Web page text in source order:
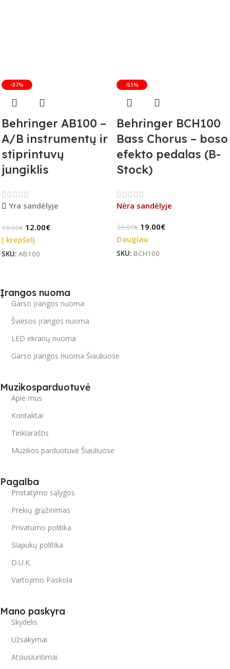
-37%
Behringer AB100 –
A/B instrumentų ir
stiprintuvų
jungiklis
Yra sandėlyje
19.00€ 12.00€
Į krepšelį
SKU: AB100
-51%
Behringer BCH100
Bass Chorus – boso
efekto pedalas (B-
Stock)
Nėra sandėlyje
39.00€ 19.00€
Daugiau
SKU: BCH100
Įrangos nuoma
Garso įrangos nuoma
Šviesos įrangos nuoma
LED ekranų nuoma
Garso įrangos nuoma Šiauliuose
Muzikosparduotuvė
Apie mus
Kontaktai
Tinklaraštis
Muzikos parduotuvė Šiauliuose
Pagalba
Pristatymo sąlygos
Prekių grąžinimas
Privatumo politika
Slapukų politika
D.U.K.
Vartojimo Paskola
Mano paskyra
Skydelis
Užsakymai
Atsiusiuntimai